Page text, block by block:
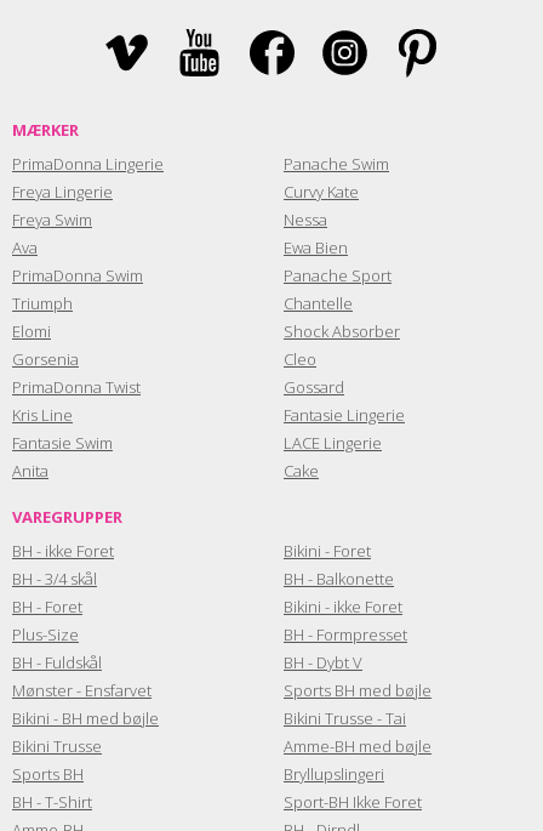
MÆRKER
PrimaDonna Lingerie
Freya Lingerie
Freya Swim
Ava
PrimaDonna Swim
Triumph
Elomi
Gorsenia
PrimaDonna Twist
Kris Line
Fantasie Swim
Anita
Panache Swim
Curvy Kate
Nessa
Ewa Bien
Panache Sport
Chantelle
Shock Absorber
Cleo
Gossard
Fantasie Lingerie
LACE Lingerie
Cake
VAREGRUPPER
BH - ikke Foret
BH - 3/4 skål
BH - Foret
Plus-Size
BH - Fuldskål
Mønster - Ensfarvet
Bikini - BH med bøjle
Bikini Trusse
Sports BH
BH - T-Shirt
Bikini - Foret
BH - Balkonette
Bikini - ikke Foret
BH - Formpresset
BH - Dybt V
Sports BH med bøjle
Bikini Trusse - Tai
Amme-BH med bøjle
Bryllupslingeri
Sport-BH Ikke Foret